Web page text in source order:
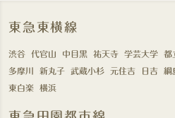
東急東横線
渋谷 代官山 中目黒 祐天寺 学芸大学 都
多摩川
新丸子 武蔵小杉 元住吉 日吉 綱
東白楽
横浜